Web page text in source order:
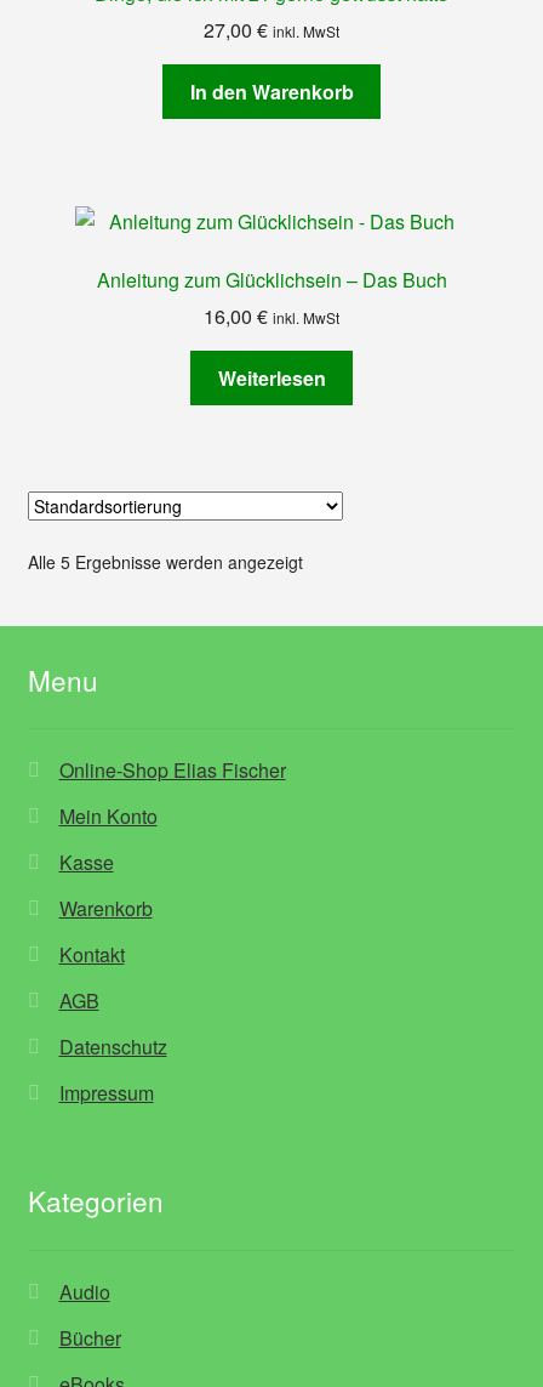
27,00 € inkl. MwSt
In den Warenkorb
Anleitung zum Glücklichsein – Das Buch
16,00 € inkl. MwSt
Weiterlesen
Alle 5 Ergebnisse werden angezeigt
Menu
Online-Shop Elias Fischer
Mein Konto
Kasse
Warenkorb
Kontakt
AGB
Datenschutz
Impressum
Kategorien
Audio
Bücher